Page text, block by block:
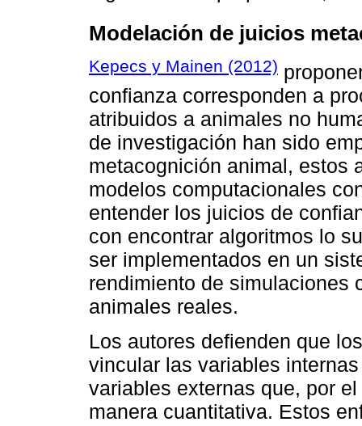
Modelación de juicios
Kepecs y Mainen (2012)
confianza corresponden a
atribuidos a animales no
de investigación han sido
metacognición animal, estos
modelos computacionales
entender los juicios de
con encontrar algoritmos lo
ser implementados en un
rendimiento de simulaciones
animales reales.
Los autores defienden que
vincular las variables
variables externas que, por
manera cuantitativa. Estos